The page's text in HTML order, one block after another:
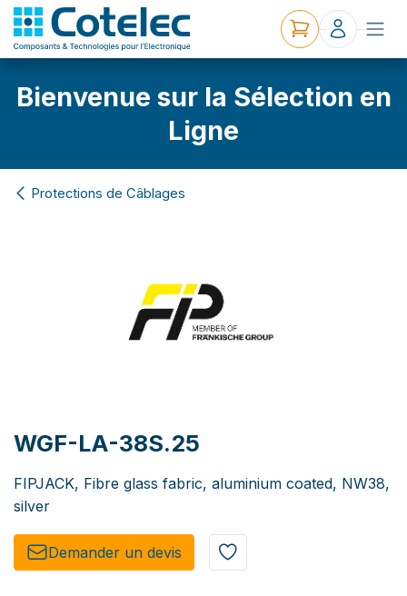
Bienvenue sur la Sélection en
Ligne
Protections de Câblages
WGF-LA-38S.25
FIPJACK, Fibre glass fabric, aluminium coated, NW38,
silver
Demander un de​​vis​​